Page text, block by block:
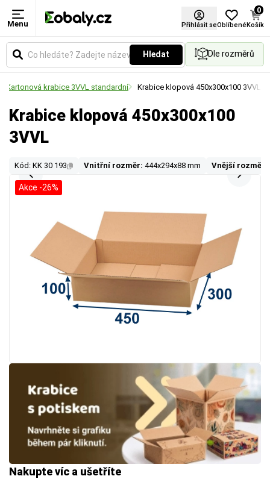
Menu Přihlásit seOblíbené
0
Košík
Hledat Dle rozměrů
Kartonová krabice 3VVL standardní Krabice klopová 450x300x100 3VVL
Krabice klopová 450x300x100
3VVL
Kód: KK 30 193 Vnitřní rozměr: 444x294x88 mm Vnější rozměr:
Nakupte víc a ušetříte
Akce -26%